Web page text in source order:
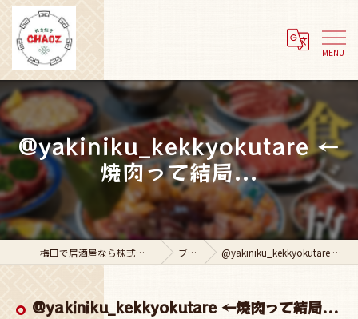
@yakiniku_kekkyokutare ←
焼肉って結局...
梅田で居酒屋なら株式会社Adachi Group ブログ @yakiniku_kekkyokutare ←焼肉って結局...
@yakiniku_kekkyokutare ←焼肉って結局...